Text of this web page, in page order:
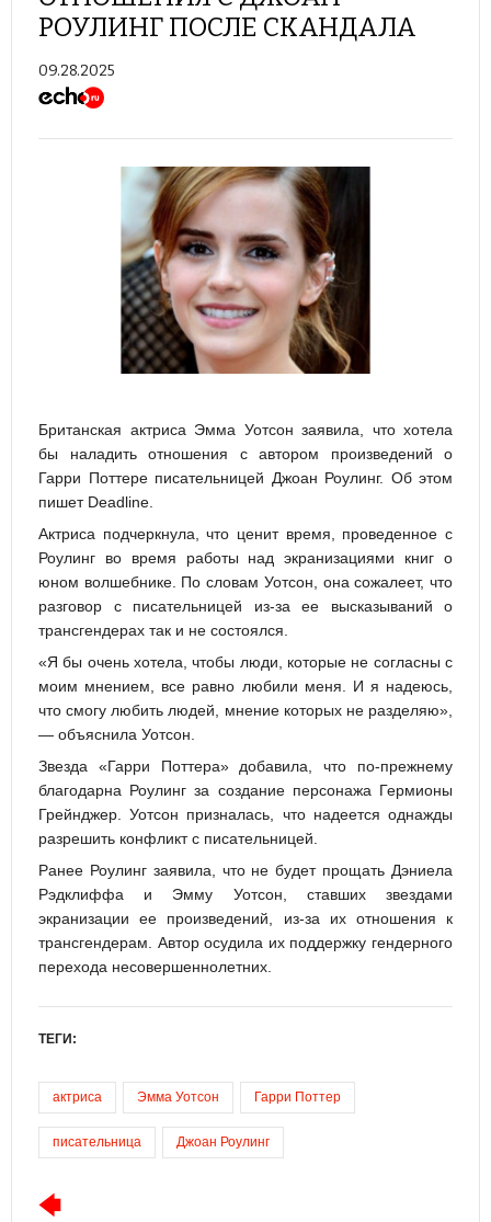
РОУЛИНГ ПОСЛЕ СКАНДАЛА
09.28.2025
Британская актриса Эмма Уотсон заявила, что хотела
бы наладить отношения с автором произведений о
Гарри Поттере писательницей Джоан Роулинг. Об этом
пишет Deadline.
Актриса подчеркнула, что ценит время, проведенное с
Роулинг во время работы над экранизациями книг о
юном волшебнике. По словам Уотсон, она сожалеет, что
разговор с писательницей из-за ее высказываний о
трансгендерах так и не состоялся.
«Я бы очень хотела, чтобы люди, которые не согласны с
моим мнением, все равно любили меня. И я надеюсь,
что смогу любить людей, мнение которых не разделяю»,
— объяснила Уотсон.
Звезда «Гарри Поттера» добавила, что по-прежнему
благодарна Роулинг за создание персонажа Гермионы
Грейнджер. Уотсон призналась, что надеется однажды
разрешить конфликт с писательницей.
Ранее Роулинг заявила, что не будет прощать Дэниела
Рэдклиффа и Эмму Уотсон, ставших звездами
экранизации ее произведений, из-за их отношения к
трансгендерам. Автор осудила их поддержку гендерного
перехода несовершеннолетних.
ТЕГИ:
актриса Эмма Уотсон Гарри Поттер
писательница Джоан Роулинг